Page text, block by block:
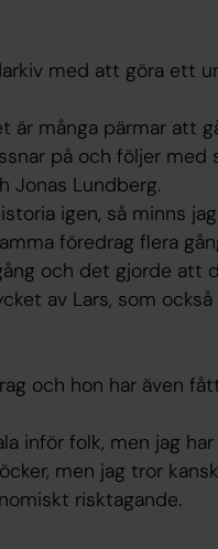
med att göra ett
många pärmar att
på och följer
Jonas Lundberg.
igen, så minns
föredrag flera
och det gjorde att
av Lars, som
och hon har även
inför folk, men jag
men jag tror
risktagande.